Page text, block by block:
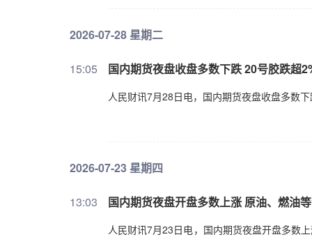
2026-07-28 星期二
15:05 国内期货夜盘收盘多数下跌 20号胶跌超
人民财讯7月28日电，国内期货夜盘收盘多数
2026-07-23 星期四
13:03 国内期货夜盘开盘多数上涨 原油、燃油
人民财讯7月23日电，国内期货夜盘开盘多数